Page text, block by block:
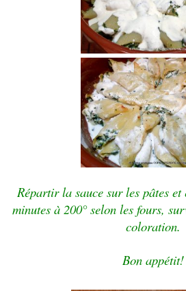
Répartir la sauce sur les pâtes
minutes à 200° selon les fours,
coloration.
Bon appétit!